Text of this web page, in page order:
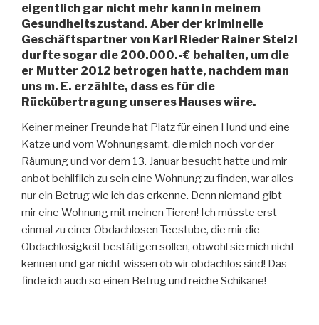
eigentlich gar nicht mehr kann in meinem
Gesundheitszustand. Aber der kriminelle
Geschäftspartner von Karl Rieder Rainer Stelzl
durfte sogar die 200.000.-€ behalten, um die
er Mutter 2012 betrogen hatte, nachdem man
uns m. E. erzählte, dass es für die
Rückübertragung unseres Hauses wäre.
Keiner meiner Freunde hat Platz für einen Hund und eine
Katze und vom Wohnungsamt, die mich noch vor der
Räumung und vor dem 13. Januar besucht hatte und mir
anbot behilflich zu sein eine Wohnung zu finden, war alles
nur ein Betrug wie ich das erkenne. Denn niemand gibt
mir eine Wohnung mit meinen Tieren! Ich müsste erst
einmal zu einer Obdachlosen Teestube, die mir die
Obdachlosigkeit bestätigen sollen, obwohl sie mich nicht
kennen und gar nicht wissen ob wir obdachlos sind! Das
finde ich auch so einen Betrug und reiche Schikane!